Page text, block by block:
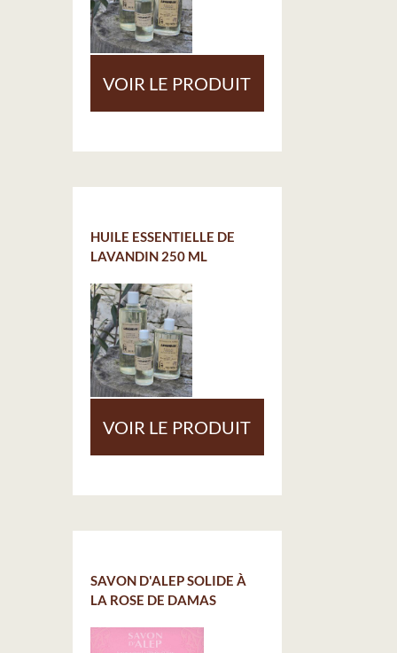
VOIR LE PRODUIT
HUILE ESSENTIELLE DE
LAVANDIN 250 ML
VOIR LE PRODUIT
SAVON D'ALEP SOLIDE À
LA ROSE DE DAMAS